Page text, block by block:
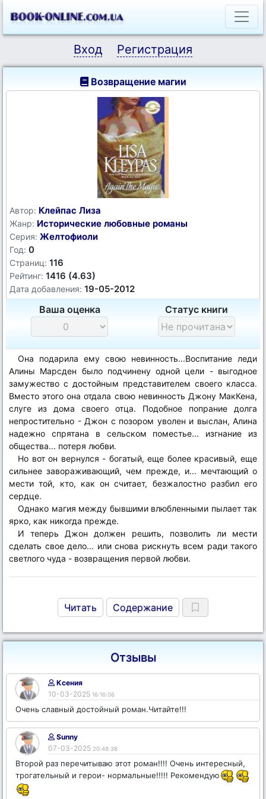
Вход Регистрация
Возвращение магии
Автор: Клейпас Лиза
Жанр: Исторические любовные романы
Серия: Желтофиоли
Год: 0
Страниц: 116
Рейтинг: 1416 (4.63)
Дата добавления: 19-05-2012
Ваша оценка Статус книги
Она подарила ему свою невинность...Воспитание леди
Алины Марсден было подчинену одной цели - выгодное
замужество с достойным представителем своего класса.
Вместо этого она отдала свою невинность Джону МакКена,
слуге из дома своего отца. Подобное попрание долга
непростительно - Джон с позором уволен и выслан, Алина
надежно спрятана в сельском поместье... изгнание из
общества... потеря любви.
Но вот он вернулся - богатый, еще более красивый, еще
сильнее завораживающий, чем прежде, и... мечтающий о
мести той, кто, как он считает, безжалостно разбил его
сердце.
Однако магия между бывшими влюбленными пылает так
ярко, как никогда прежде.
И теперь Джон должен решить, позволить ли мести
сделать свое дело... или снова рискнуть всем ради такого
светлого чуда - возвращения первой любви.
Читать Содержание
Отзывы
Ксения
10-03-2025 16:16:06
Очень славный достойный роман.Читайте!!!
Sunny
07-03-2025 20:48:38
Второй раз перечитываю этот роман!!!! Очень интересный,
трогательный и герои- нормальные!!!!! Рекомендую